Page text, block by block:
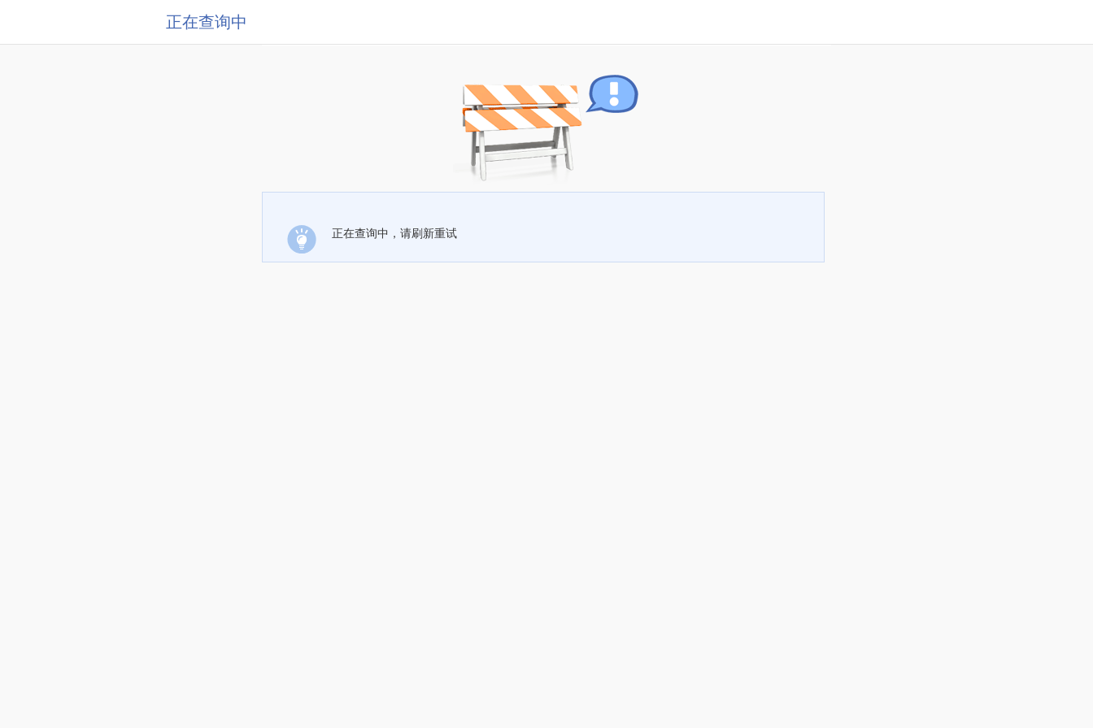
正在查询中
正在查询中，请刷新重试